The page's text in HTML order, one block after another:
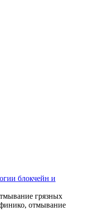
блокчейн и